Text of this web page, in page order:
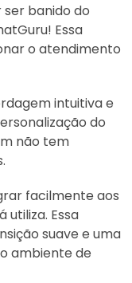
banido do
Essa
o atendimento
intuitiva e
do
não tem
facilmente aos
utiliza. Essa
suave e uma
ambiente de